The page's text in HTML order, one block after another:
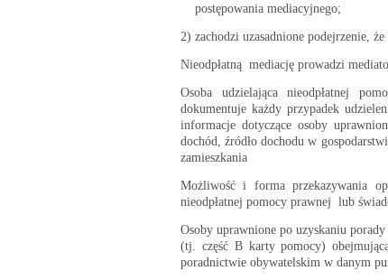
postępowania mediacyjnego;
2) zachodzi uzasadnione podejrzenie,
Nieodpłatną mediację prowadzi
Osoba udzielająca nieodpłatnej
dokumentuje każdy przypadek
informacje dotyczące osoby
dochód, źródło dochodu w
zamieszkania
Możliwość i forma przekazywania
nieodpłatnej pomocy prawnej lub
Osoby uprawnione po uzyskaniu
(tj. część B karty pomocy)
poradnictwie obywatelskim w danym